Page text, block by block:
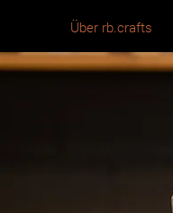
Über rb.crafts